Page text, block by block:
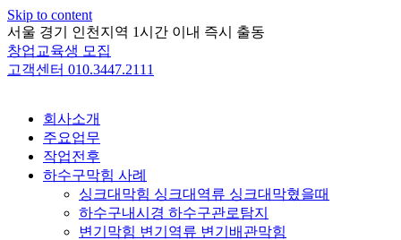
Skip to content
서울 경기 인천지역 1시간 이내 즉시 출동
창업교육생 모집
고객센터 010.3447.2111
회사소개
주요업무
작업전후
하수구막힘 사례
싱크대막힘 싱크대역류 싱크대막혔을때
하수구내시경 하수구관로탐지
변기막힘 변기역류 변기배관막힘